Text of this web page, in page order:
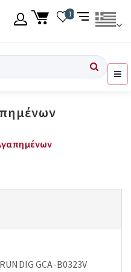
1
GCA-B0323V